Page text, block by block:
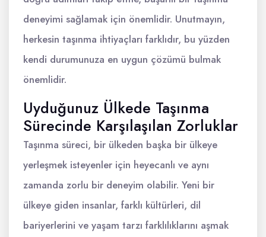
deneyimi sağlamak için önemlidir. Unutmayın,
herkesin taşınma ihtiyaçları farklıdır, bu yüzden
kendi durumunuza en uygun çözümü bulmak
önemlidir.
Uyduğunuz Ülkede Taşınma
Sürecinde Karşılaşılan Zorluklar
Taşınma süreci, bir ülkeden başka bir ülkeye
yerleşmek isteyenler için heyecanlı ve aynı
zamanda zorlu bir deneyim olabilir. Yeni bir
ülkeye giden insanlar, farklı kültürleri, dil
bariyerlerini ve yaşam tarzı farklılıklarını aşmak